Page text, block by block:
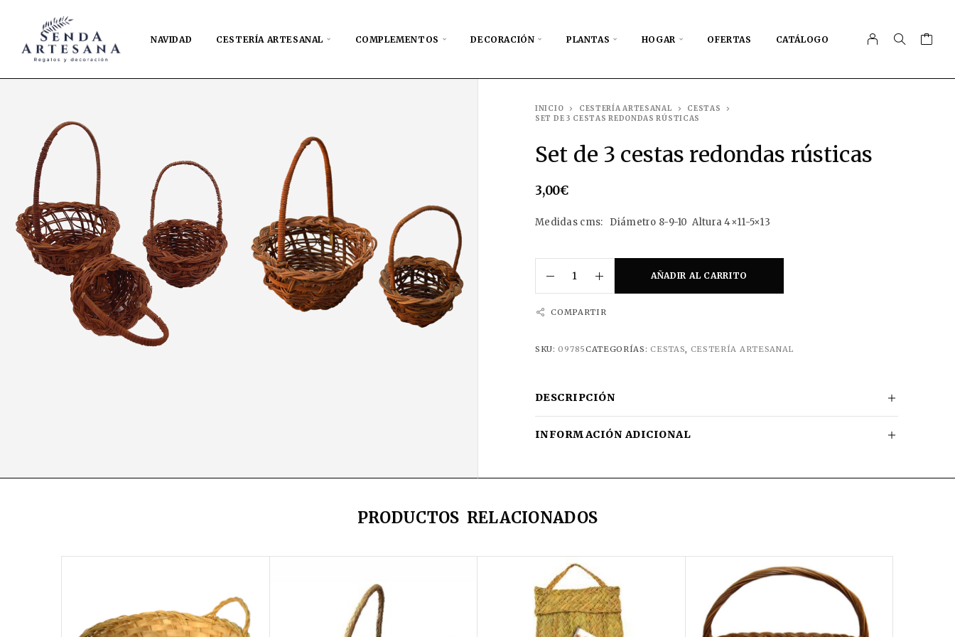
NAVIDAD CESTERÍA ARTESANAL COMPLEMENTOS DECORACIÓN PLANTAS HOGAR OFERTAS CATÁLOGO
INICIO CESTERÍA ARTESANAL
CESTAS
SET DE 3 CESTAS REDONDAS RÚSTICAS
Set de 3 cestas redondas rústicas
3,00€
Medidas cms: Diámetro 8-9-10 Altura 4×11-5×13
AÑADIR AL CARRITO
COMPARTIR
SKU:09785CATEGORÍAS: CESTAS, CESTERÍA ARTESANAL
DESCRIPCIÓN
INFORMACIÓN ADICIONAL
PRODUCTOS RELACIONADOS